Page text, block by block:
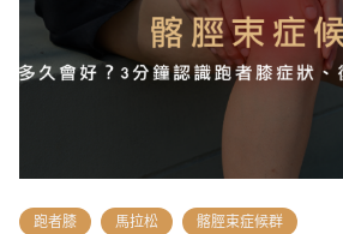
跑者膝 馬拉松 髂脛束症候群